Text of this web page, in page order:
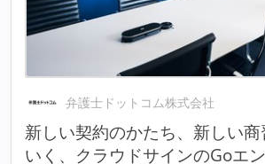
弁護士ドットコム株式会社
新しい契約のかたち、新しい
いく、クラウドサインのGoエ